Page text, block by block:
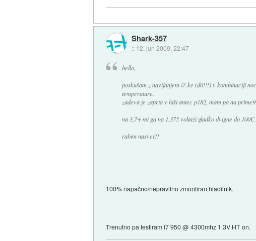
Shark-357
:: 12. jun 2009, 22:47
hello,
poskušam z navijanjem i7-ke (d0!!!) v kombinaciji
temperature.
zadeva je zaprta v hiši antec p182, mam pa na
na 3,7+ mi ga na 1.375 voltaži gladko dvigne do 100C.
rabim nasvet?!
100% napačno/nepravilno zmontiran hladilnik.
Trenutno pa testiram i7 950 @ 4300mhz 1.3V HT on.